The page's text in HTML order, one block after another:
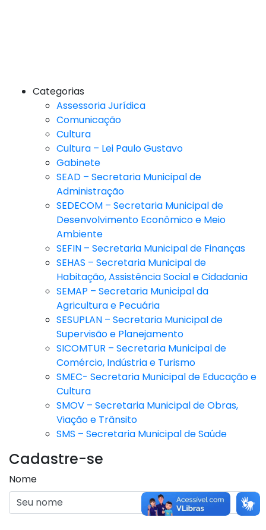
Categorias
Assessoria Jurídica
Comunicação
Cultura
Cultura – Lei Paulo Gustavo
Gabinete
SEAD – Secretaria Municipal de
Administração
SEDECOM – Secretaria Municipal de
Desenvolvimento Econômico e Meio
Ambiente
SEFIN – Secretaria Municipal de Finanças
SEHAS – Secretaria Municipal de
Habitação, Assistência Social e Cidadania
SEMAP – Secretaria Municipal da
Agricultura e Pecuária
SESUPLAN – Secretaria Municipal de
Supervisão e Planejamento
SICOMTUR – Secretaria Municipal de
Comércio, Indústria e Turismo
SMEC- Secretaria Municipal de Educação e
Cultura
SMOV – Secretaria Municipal de Obras,
Viação e Trânsito
SMS – Secretaria Municipal de Saúde
Cadastre-se
Nome